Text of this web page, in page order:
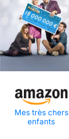
Mes très chers
enfants